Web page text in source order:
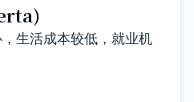
生活成本较低，就业机